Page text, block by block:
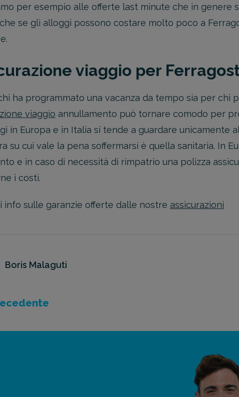
per esempio alle offerte last minute che in genere
se gli alloggi possono costare molto poco a
viaggio per
ha programmato una vacanza da tempo sia per chi
viaggio annullamento può tornare comodo per
in Europa e in Italia si tende a guardare unicamente
su cui vale la pena soffermarsi è quella sanitaria. In
e in caso di necessità di rimpatrio una polizza
i costi.
info sulle garanzie offerte dalle nostre assicurazioni
Boris Malaguti